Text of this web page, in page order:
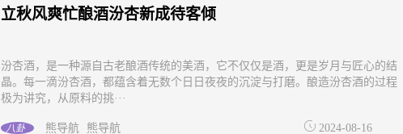
立秋风爽忙酿酒汾杏新成待客倾
汾杏酒，是一种源自古老酿酒传统的美酒，它不仅仅是酒，更是岁月与匠心的结
晶。每一滴汾杏酒，都蕴含着无数个日日夜夜的沉淀与打磨。酿造汾杏酒的过程
极为讲究，从原料的挑···
八卦 熊导航 熊导航 2024-08-16